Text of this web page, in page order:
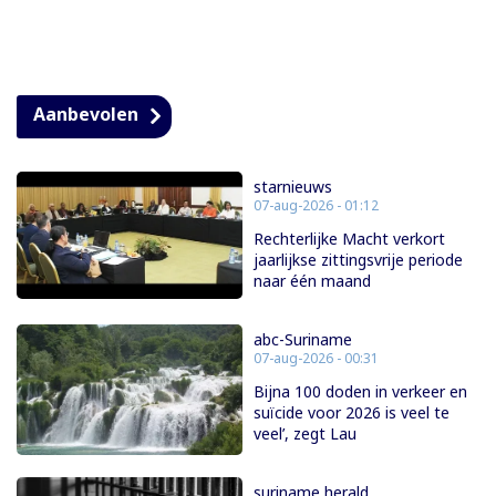
Aanbevolen
starnieuws
07-aug-2026 - 01:12
Rechterlijke Macht verkort
jaarlijkse zittingsvrije periode
naar één maand
abc-Suriname
07-aug-2026 - 00:31
Bijna 100 doden in verkeer en
suïcide voor 2026 is veel te
veel’, zegt Lau